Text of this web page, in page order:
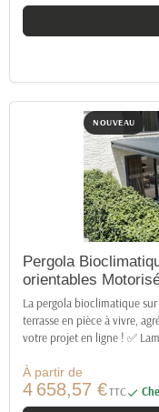
NOUVEAU
Pergola
orientables
La pergola bioclimatique
terrasse en pièce à vivre,
votre projet en ligne ! ✅
À partir de
4 658,57 €TTC